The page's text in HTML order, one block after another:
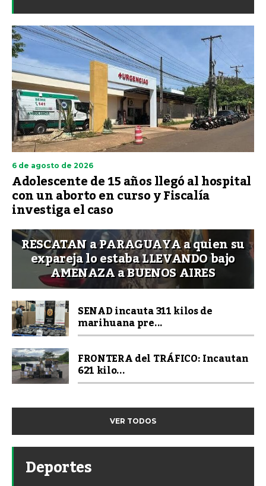
6 de agosto de 2026
Adolescente de 15 años llegó al hospital
con un aborto en curso y Fiscalía
investiga el caso
RESCATAN a PARAGUAYA a quien su
expareja lo estaba LLEVANDO bajo
AMENAZA a BUENOS AIRES
SENAD incauta 311 kilos de
marihuana pre...
FRONTERA del TRÁFICO: Incautan
621 kilo...
VER TODOS
Deportes